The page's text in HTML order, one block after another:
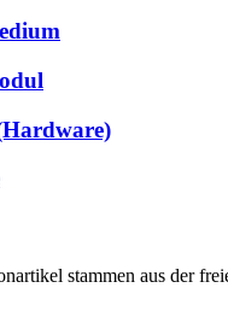
stammen aus der